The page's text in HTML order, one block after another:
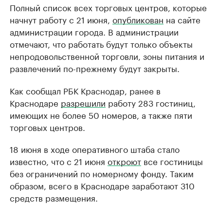
Полный список всех торговых центров, которые
начнут работу с 21 июня, опубликован на сайте
администрации города. В администрации
отмечают, что работать будут только объекты
непродовольственной торговли, зоны питания и
развлечений по-прежнему будут закрыты.
Как сообщал РБК Краснодар, ранее в
Краснодаре разрешили работу 283 гостиниц,
имеющих не более 50 номеров, а также пяти
торговых центров.
18 июня в ходе оперативного штаба стало
известно, что с 21 июня откроют все гостиницы
без ограничений по номерному фонду. Таким
образом, всего в Краснодаре заработают 310
средств размещения.